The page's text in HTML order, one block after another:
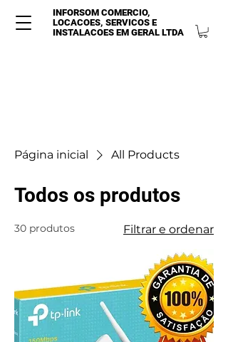
INFORSOM COMERCIO,
LOCACOES, SERVICOS E
INSTALACOES EM GERAL LTDA
Página inicial All Products
Todos os produtos
30 produtos Filtrar e ordenar